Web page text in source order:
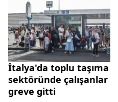
İtalya'da toplu taşıma
sektöründe çalışanlar
greve gitti